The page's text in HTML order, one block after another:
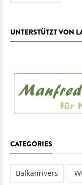
UNTERSTÜTZT VON
CATEGORIES
Balkanrivers